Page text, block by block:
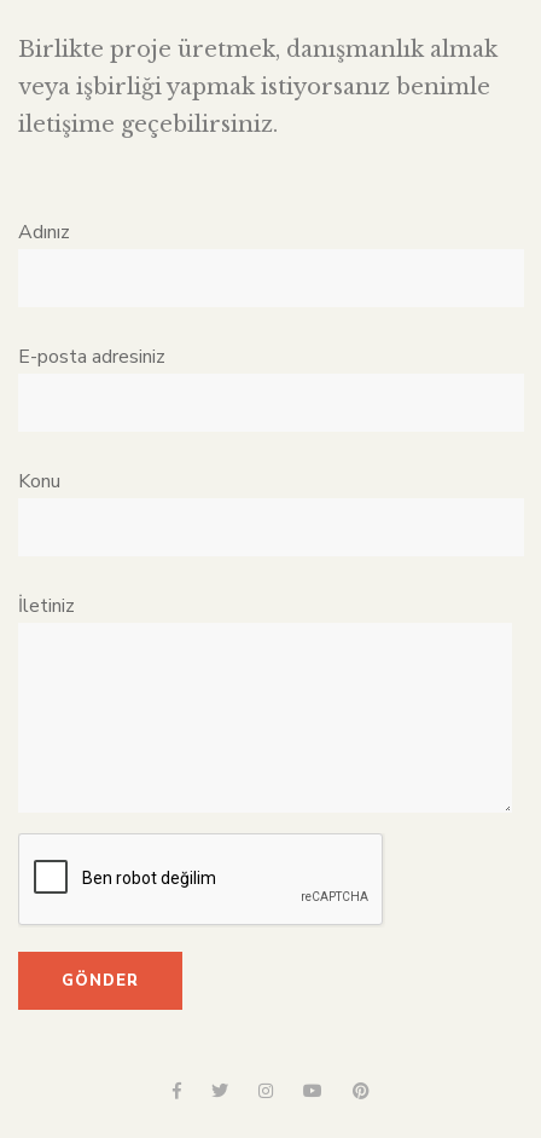
Birlikte proje üretmek, danışmanlık almak
veya işbirliği yapmak istiyorsanız benimle
iletişime geçebilirsiniz.
Adınız
E-posta adresiniz
Konu
İletiniz